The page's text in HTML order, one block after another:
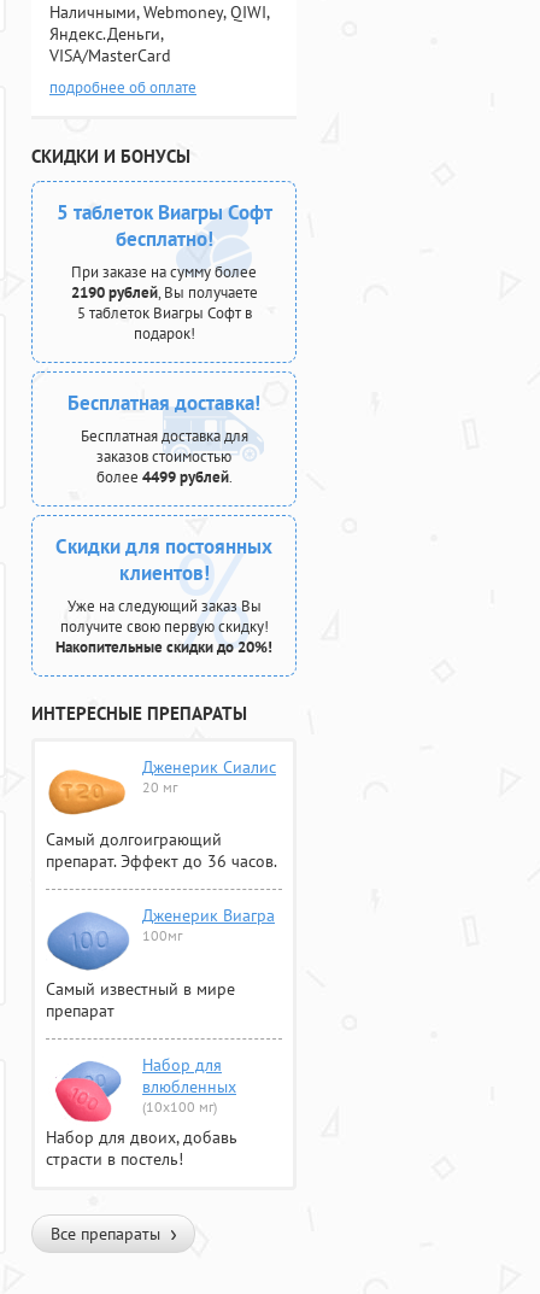
Наличными, Webmoney, QIWI,
Яндекс.Деньги,
VISA/MasterCard
подробнее об оплате
СКИДКИ И БОНУСЫ
5 таблеток Виагры Софт
бесплатно!
При заказе на сумму более
2190 рублей, Вы получаете
5 таблеток Виагры Софт в
подарок!
Бесплатная доставка!
Бесплатная доставка для
заказов стоимостью
более 4499 рублей.
Скидки для постоянных
клиентов!
Уже на следующий заказ Вы
получите свою первую скидку!
Накопительные скидки до 20%!
ИНТЕРЕСНЫЕ ПРЕПАРАТЫ
Дженерик Сиалис
20 мг
Самый долгоиграющий
препарат. Эффект до 36 часов.
Дженерик Виагра
100мг
Самый известный в мире
препарат
Набор для
влюбленных
(10х100 мг)
Набор для двоих, добавь
страсти в постель!
Все препараты